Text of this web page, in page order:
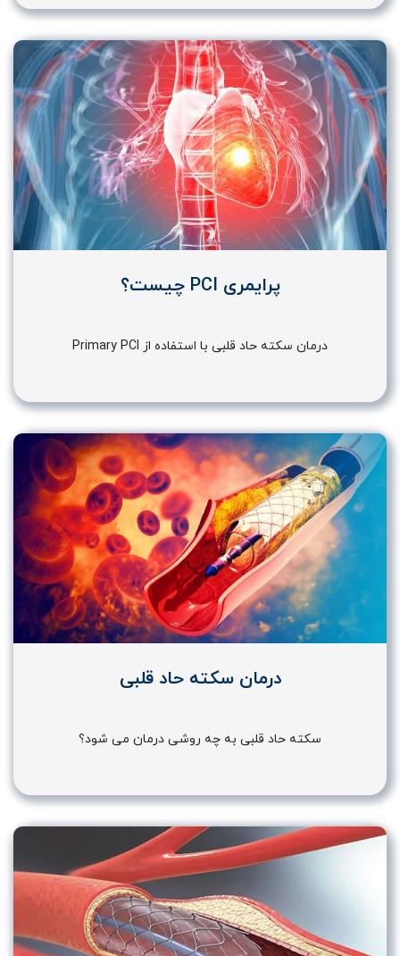
پرایمری PCI چیست؟
درمان سکته حاد قلبی با استفاده از Primary PCI
درمان سکته حاد قلبی
سکته حاد قلبی به چه روشی درمان می شود؟